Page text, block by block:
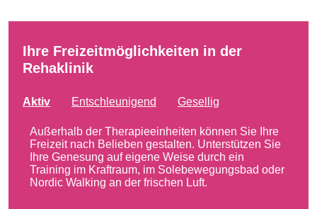
Ihre Freizeitmöglichkeiten in der
Rehaklinik
Aktiv Entschleunigend Gesellig
Außerhalb der Therapieeinheiten können Sie Ihre
Freizeit nach Belieben gestalten. Unterstützen Sie
Ihre Genesung auf eigene Weise durch ein
Training im Kraftraum, im Solebewegungsbad oder
Nordic Walking an der frischen Luft.